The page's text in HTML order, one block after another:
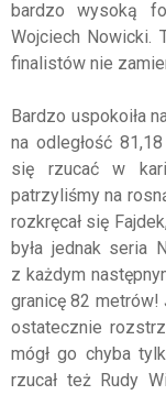
bardzo wysoką
Wojciech Nowicki.
finalistów nie
Bardzo uspokoiła
na odległość
się rzucać w
patrzyliśmy na
rozkręcał się
była jednak seria
z każdym
granicę 82 metrów!
ostatecznie
mógł go chyba
rzucał też Rudy